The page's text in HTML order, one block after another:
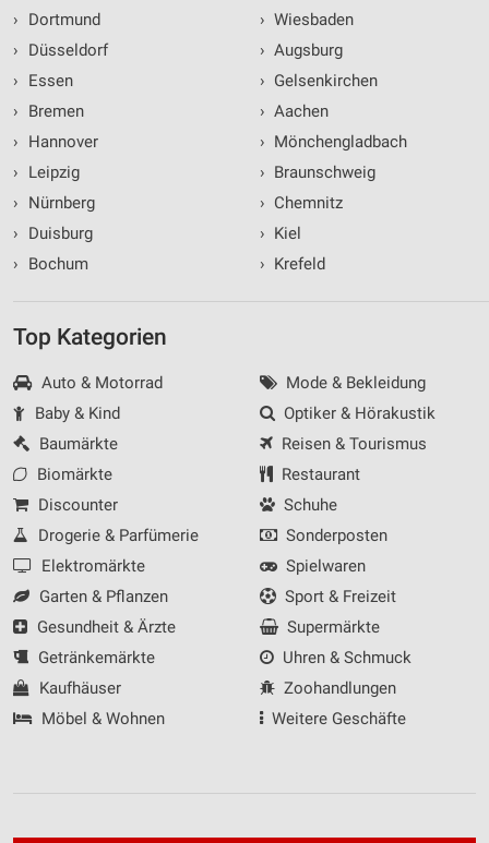
›
Dortmund
›
Düsseldorf
›
Essen
›
Bremen
›
Hannover
›
Leipzig
›
Nürnberg
›
Duisburg
›
Bochum
› Wiesbaden
› Augsburg
› Gelsenkirchen
› Aachen
› Mönchengladbach
› Braunschweig
› Chemnitz
› Kiel
› Krefeld
Top Kategorien
Auto & Motorrad
Baby & Kind
Baumärkte
Biomärkte
Discounter
Drogerie & Parfümerie
Elektromärkte
Garten & Pflanzen
Gesundheit & Ärzte
Getränkemärkte
Kaufhäuser
Möbel & Wohnen
Mode & Bekleidung
Optiker & Hörakustik
Reisen & Tourismus
Restaurant
Schuhe
Sonderposten
Spielwaren
Sport & Freizeit
Supermärkte
Uhren & Schmuck
Zoohandlungen
Weitere Geschäfte